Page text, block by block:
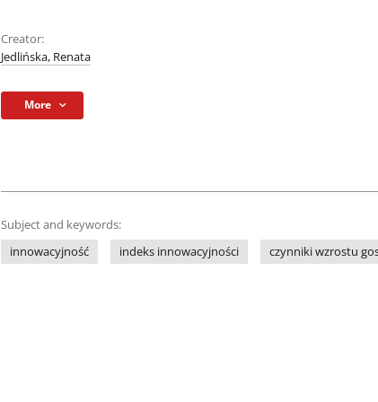
Creator:
Jedlińska, Renata
More
Subject and keywords:
innowacyjność
indeks innowacyjności czynniki wzrostu